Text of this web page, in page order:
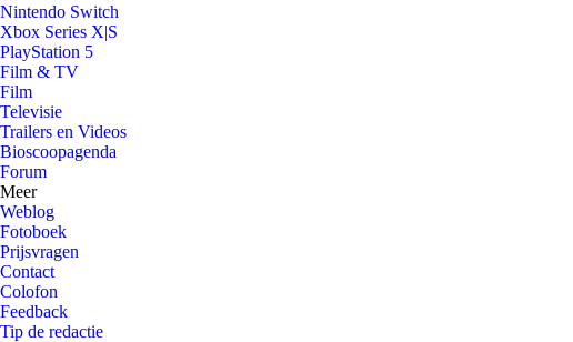
Nintendo Switch
Xbox Series X|S
PlayStation 5
Film & TV
Film
Televisie
Trailers en Videos
Bioscoopagenda
Forum
Meer
Weblog
Fotoboek
Prijsvragen
Contact
Colofon
Feedback
Tip de redactie